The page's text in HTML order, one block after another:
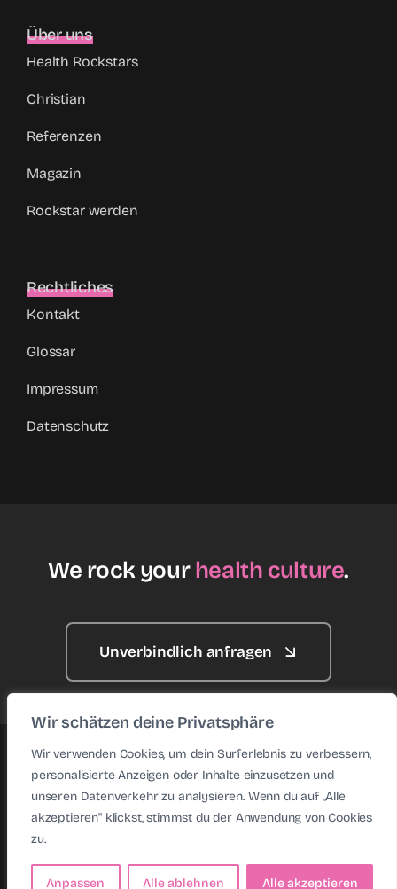
Wir schätzen deine Privatsphäre
Wir verwenden Cookies, um dein Surferlebnis zu verbessern,
personalisierte Anzeigen oder Inhalte einzusetzen und
unseren Datenverkehr zu analysieren. Wenn du auf „Alle
akzeptieren" klickst, stimmst du der Anwendung von Cookies
zu.
Anpassen Alle ablehnen Alle akzeptieren
Über uns
Health Rockstars
Christian
Referenzen
Magazin
Rockstar werden
Rechtliches
Kontakt
Glossar
Impressum
Datenschutz
We rock yourhealth culture.
Unverbindlich anfragen
© 2026 • Health Rockstars • Website made with ♥ by
KAFFENBERGER